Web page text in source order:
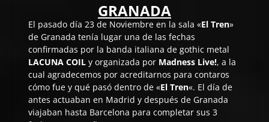
GRANADA
El pasado día 23 de Noviembre en la sala «El Tren»
de Granada tenía lugar una de las fechas
confirmadas por la banda italiana de gothic metal
LACUNA COIL y organizada por Madness Live!, a la
cual agradecemos por acreditarnos para contaros
cómo fue y qué pasó dentro de «El Tren«. El día de
antes actuaban en Madrid y después de Granada
viajaban hasta Barcelona para completar sus 3